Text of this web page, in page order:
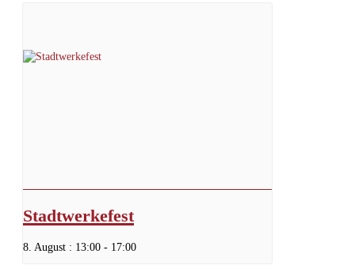
Stadtwerkefest
8. August : 13:00 - 17:00